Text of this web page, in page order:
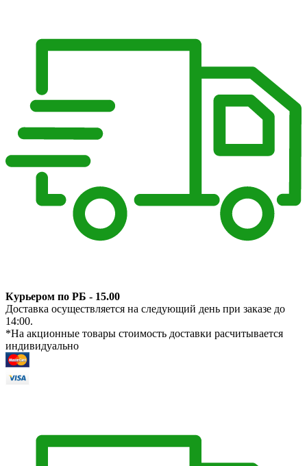
Курьером по РБ - 15.00
Доставка осуществляется на следующий день при заказе до
14:00.
*На акционные товары стоимость доставки расчитывается
индивидуально